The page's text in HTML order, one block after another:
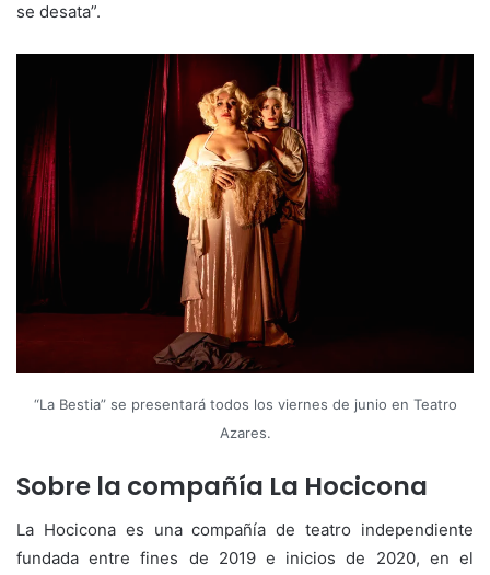
se desata”.
“La Bestia” se presentará todos los viernes de junio en Teatro
Azares.
Sobre la compañía La Hocicona
La Hocicona es una compañía de teatro independiente
fundada entre fines de 2019 e inicios de 2020, en el